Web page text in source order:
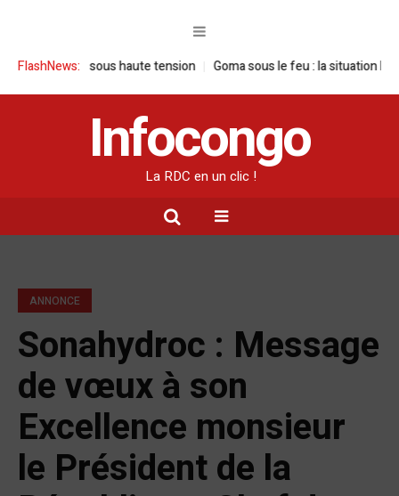
FlashNews:
sous haute tension Goma sous le feu : la situation humanitaire
Infocongo
La RDC en un clic !
ANNONCE
Sonahydroc : Message
de vœux à son
Excellence monsieur
le Président de la